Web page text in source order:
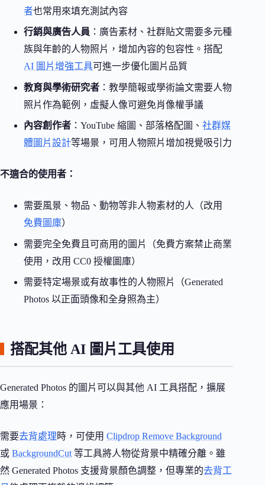
者也常用來填充測試內容
行銷與廣告人員 ：廣告素材、社群貼文需要多元種
族與年齡的人物照片，增加內容的包容性。搭配
AI 圖片增強工具可進一步優化圖片品質
教育與學術研究者 ：教學簡報或學術論文需要人物
照片作為範例，虛擬人像可避免肖像權爭議
內容創作者 ：YouTube 縮圖、部落格配圖、 社群媒
體圖片設計等場景，可用人物照片增加視覺吸引力
不適合的使用者：
需要風景、物品、動物等非人物素材的人（改用
免費圖庫）
需要完全免費且可商用的圖片（免費方案禁止商業
使用，改用 CC0 授權圖庫）
需要特定場景或有故事性的人物照片（Generated
Photos 以正面頭像和全身照為主）
搭配其他 AI 圖片工具使用
Generated Photos 的圖片可以與其他 AI 工具搭配，擴展
應用場景：
需要去背處理時，可使用 Clipdrop Remove Background
或 BackgroundCut 等工具將人物從背景中精確分離。雖
然 Generated Photos 支援背景顏色調整，但專業的去背工